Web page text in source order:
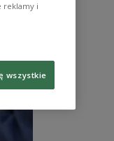
reklamy i
wszystkie